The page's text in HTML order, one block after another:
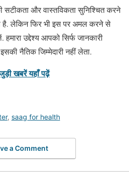
सटीकता और वास्तविकता सुनिश्चित करने
है. लेकिन फिर भी इस पर अमल करने से
उद्देश्य आपको सिर्फ जानकारी
नैतिक जिम्मेदारी नहीं लेता.
खबरें यहाँ पढ़ें
, saag for health
a Comment